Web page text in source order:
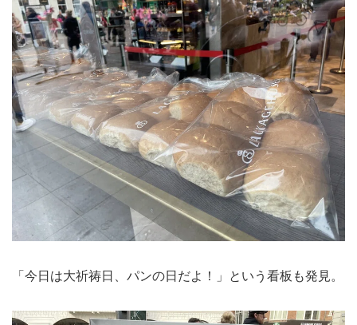
「今日は大祈祷日、パンの日だよ！」という看板も発見。